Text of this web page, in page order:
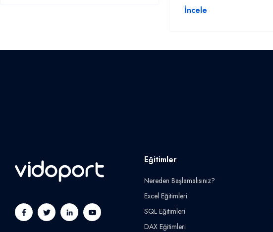
İncele
Eğitimler
Nereden Başlamalısınız?
Excel Eğitimleri
SQL Eğitimleri
DAX Eğitimleri